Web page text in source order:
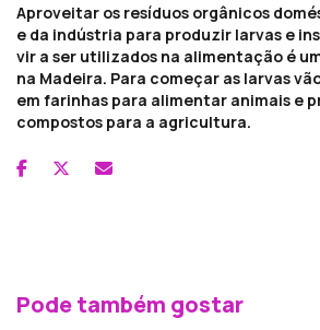
Aproveitar os resíduos orgânicos
e da indústria para produzir larvas e
vir a ser utilizados na alimentação é
na Madeira. Para começar as larvas
em farinhas para alimentar animais e
compostos para a agricultura.
Pode também gostar